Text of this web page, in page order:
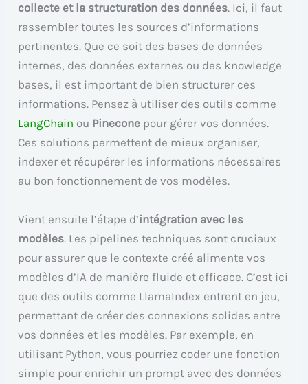
collecte et la structuration des données. Ici, il faut
rassembler toutes les sources d’informations
pertinentes. Que ce soit des bases de données
internes, des données externes ou des knowledge
bases, il est important de bien structurer ces
informations. Pensez à utiliser des outils comme
LangChain ou Pinecone pour gérer vos données.
Ces solutions permettent de mieux organiser,
indexer et récupérer les informations nécessaires
au bon fonctionnement de vos modèles.
Vient ensuite l’étape d’intégration avec les
modèles. Les pipelines techniques sont cruciaux
pour assurer que le contexte créé alimente vos
modèles d’IA de manière fluide et efficace. C’est ici
que des outils comme LlamaIndex entrent en jeu,
permettant de créer des connexions solides entre
vos données et les modèles. Par exemple, en
utilisant Python, vous pourriez coder une fonction
simple pour enrichir un prompt avec des données